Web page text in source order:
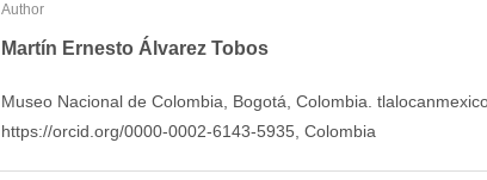
Author
Martín Ernesto Álvarez Tobos
Museo Nacional de Colombia, Bogotá, Colombia.
https://orcid.org/0000-0002-6143-5935, Colombia